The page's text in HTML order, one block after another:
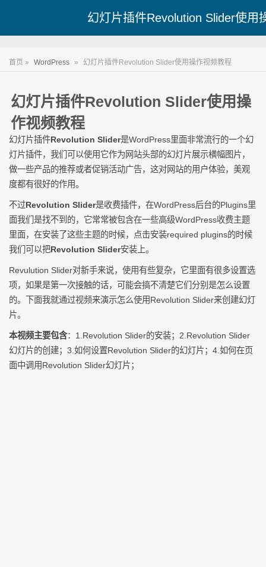
幻灯片插件Revolution Slider使用
首页 » WordPress » 幻灯片插件Revolution Slider使用操作视频教程
幻灯片插件Revolution Slider使用操
作视频教程
幻灯片插件Revolution Slider是WordPress里面非常流行的一个幻
灯片插件，我们可以使用它作为网站头部的幻灯片展示横幅图片，
做一些产品的推荐或者促销活动广告，这对网站的用户体验，美观
度都有很好的作用。
不过Revolution Slider是收费插件，在WordPress后台的Plugins里
面我们是找不到的，它常常被包含在一些高级WordPress收费主题
里面，在安装了这些主题的时候，点击安装required plugins的时候
我们可以把Revolution Slider安装上。
Revulution Slider对新手来说，使用有些复杂，它里面有很多设置选
项，如果是第一次接触的话，可能会搞不清楚它们分别是怎么设置
的。下面我就通过视频来演示怎么使用Revolution Slider来创建幻灯
片。
本视频主要包含：1.Revolution Slider的安装；2.Revolution Slider
幻灯片的创建；3.如何设置Revolution Slider的幻灯片；4.如何在页
面中调用Revolution Slider幻灯片；